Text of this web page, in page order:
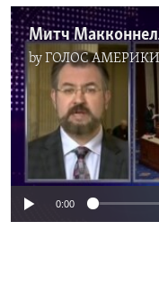
byГОЛОС АМЕРИКИ
No media
0:00